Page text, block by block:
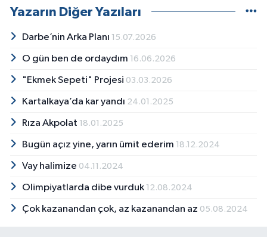
Yazarın Diğer Yazıları
Darbe’nin Arka Planı 15.07.2026
O gün ben de ordaydım 16.06.2026
"Ekmek Sepeti" Projesi 03.03.2026
Kartalkaya’da kar yandı 24.01.2025
Rıza Akpolat 18.01.2025
Bugün açız yine, yarın ümit ederim 18.12.2024
Vay halimize 04.11.2024
Olimpiyatlarda dibe vurduk 12.08.2024
Çok kazanandan çok, az kazanandan az 05.08.2024